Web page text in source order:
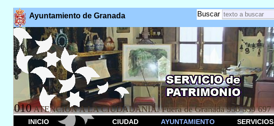
Ayuntamiento de Granada Buscar
010 ATENCION A LA CIUDADANÍA. Fuera de Granada 958 539 697
INICIO CIUDAD AYUNTAMIENTO SERVICIOS